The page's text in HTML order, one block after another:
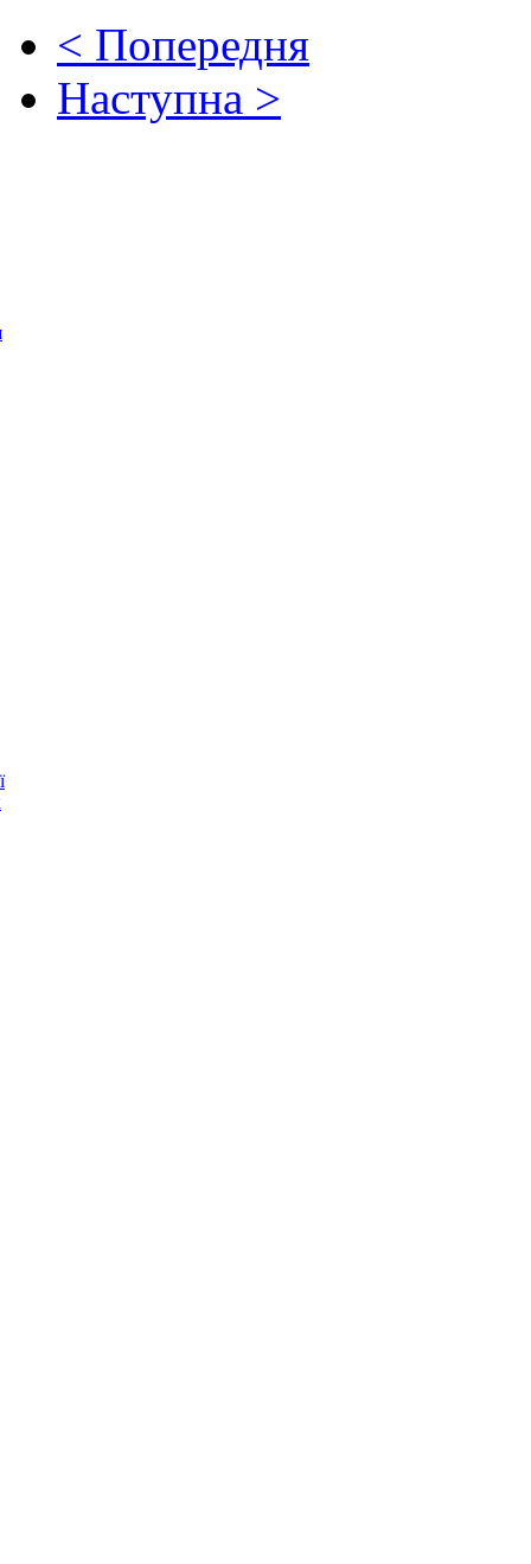
< Попередня
Наступна >